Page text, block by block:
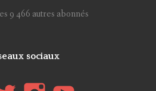
9 466 autres abonnés
sociaux